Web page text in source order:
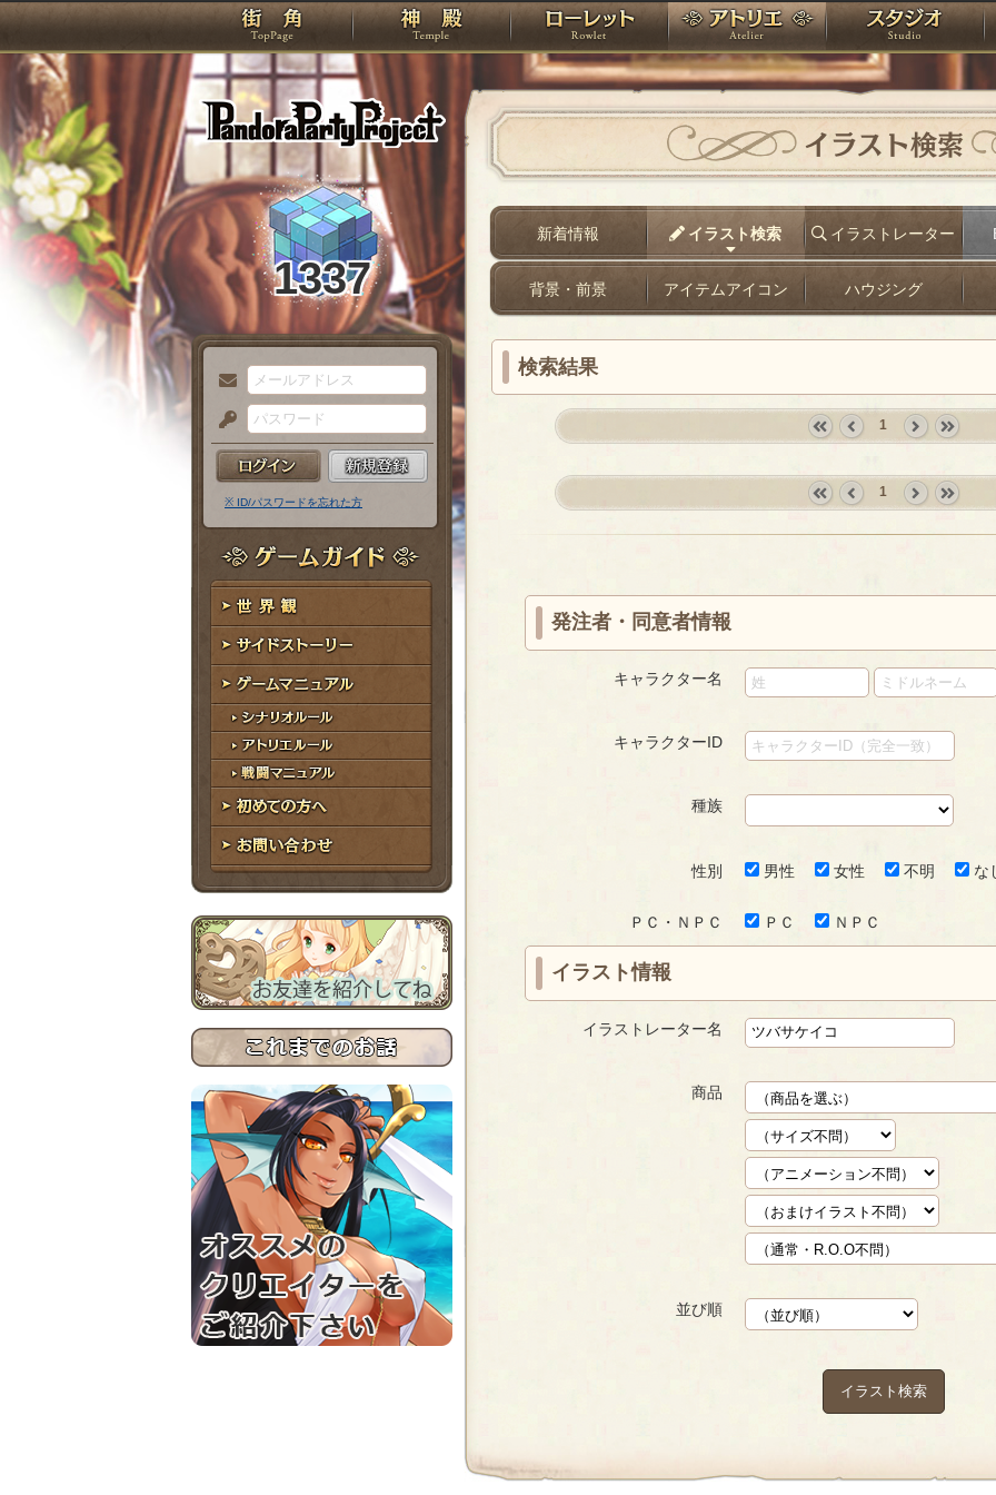
PandoraPartyProject
TOP 神殿 ローレット アトリエ
1337
メ
ー
ル
ア
ド
レ
ス
パ
ス
ー
ド
※ ID/パスワードを忘れた方
ゲームガイド
世界観
サイドストーリー
ゲームマニュアル
シナリオルール
アトリエルール
戦闘マニュアル
初めての方へ
お問い合わせ
イラスト検索
新着情報 イラスト検索 イラストレーター
背景・前景 アイテムアイコン ハウジング
検索結果
first prev
1
›
»
1
発注者・同意者情報
キャラクター名
キャラクターID
種族
性別 男性 女性 不明 な
ＰＣ・ＮＰＣ ＰＣ ＮＰＣ
イラスト情報
イラストレーター名
商品
並び順
イラスト検索